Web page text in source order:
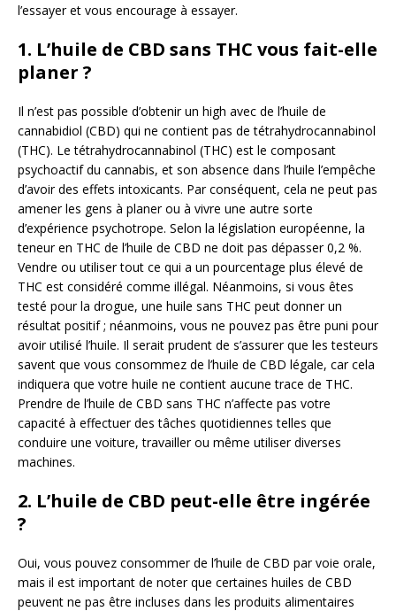
l’essayer et vous encourage à essayer.
1. L’huile de CBD sans THC vous fait-elle
planer ?
Il n’est pas possible d’obtenir un high avec de l’huile de
cannabidiol (CBD) qui ne contient pas de tétrahydrocannabinol
(THC). Le tétrahydrocannabinol (THC) est le composant
psychoactif du cannabis, et son absence dans l’huile l’empêche
d’avoir des effets intoxicants. Par conséquent, cela ne peut pas
amener les gens à planer ou à vivre une autre sorte
d’expérience psychotrope. Selon la législation européenne, la
teneur en THC de l’huile de CBD ne doit pas dépasser 0,2 %.
Vendre ou utiliser tout ce qui a un pourcentage plus élevé de
THC est considéré comme illégal. Néanmoins, si vous êtes
testé pour la drogue, une huile sans THC peut donner un
résultat positif ; néanmoins, vous ne pouvez pas être puni pour
avoir utilisé l’huile. Il serait prudent de s’assurer que les testeurs
savent que vous consommez de l’huile de CBD légale, car cela
indiquera que votre huile ne contient aucune trace de THC.
Prendre de l’huile de CBD sans THC n’affecte pas votre
capacité à effectuer des tâches quotidiennes telles que
conduire une voiture, travailler ou même utiliser diverses
machines.
2. L’huile de CBD peut-elle être ingérée
?
Oui, vous pouvez consommer de l’huile de CBD par voie orale,
mais il est important de noter que certaines huiles de CBD
peuvent ne pas être incluses dans les produits alimentaires